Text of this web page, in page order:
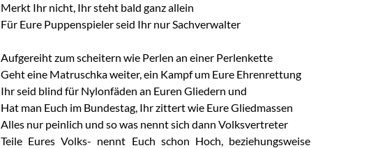
Merkt Ihr nicht, Ihr steht bald ganz allein
Für Eure Puppenspieler seid Ihr nur Sachverwalter
Aufgereiht zum scheitern wie Perlen an einer Perlenkette
Geht eine Matruschka weiter, ein Kampf um Eure Ehrenrettung
Ihr seid blind für Nylonfäden an Euren Gliedern und
Hat man Euch im Bundestag, Ihr zittert wie Eure Gliedmassen
Alles nur peinlich und so was nennt sich dann Volksvertreter
Teile Eures Volks- nennt Euch schon Hoch, beziehungsweise